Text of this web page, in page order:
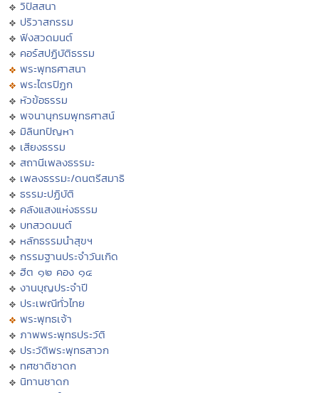
วิปัสสนา
ปริวาสกรรม
ฟังสวดมนต์
คอร์สปฏิบัติธรรม
พระพุทธศาสนา
พระไตรปิฏก
หัวข้อธรรม
พจนานุกรมพุทธศาสน์
มิลินทปัญหา
เสียงธรรม
สถานีเพลงธรรมะ
เพลงธรรมะ/ดนตรีสมาธิ
ธรรมะปฏิบัติ
คลังแสงแห่งธรรม
บทสวดมนต์
หลักธรรมนำสุขฯ
กรรมฐานประจำวันเกิด
ฮีต ๑๒ คอง ๑๔
งานบุญประจำปี
ประเพณีทั่วไทย
พระพุทธเจ้า
ภาพพระพุทธประวัติ
ประวัติพระพุทธสาวก
ทศชาติชาดก
นิทานชาดก